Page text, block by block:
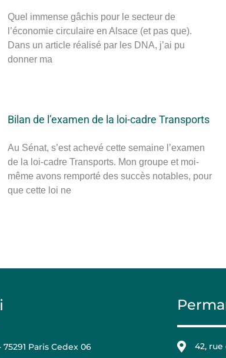
Quel immense gâchis pour le secteur de
l’économie circulaire en Alsace (et pas que).
Dans un article réalisé par les DNA, j’ai pu
donner ma
Bilan de l’examen de la loi-cadre Transports
Au Sénat, s’est achevé cette semaine l’examen
de la loi-cadre Transports. Mon groupe et moi-
même avons remporté des succès notables, pour
que cette loi ne
Paris Cedex 06 42,